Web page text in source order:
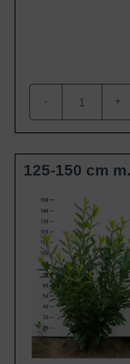
Prunus
Blüten- und
'Novita'
'Novita'
Der
'Novita'
Krankheiten
- +
125-150 cm